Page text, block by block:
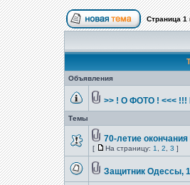
Страница1
Объявления
>> ! О ФОТО ! <<< !!!
Темы
70-летие
[ На страницу: 1 2 3 ]
Защитник Одессы,